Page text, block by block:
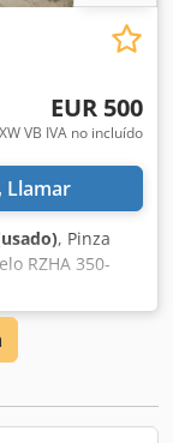
EUR 500
VB IVA no incluído
Llamar
, Pinza
RZHA 350-
de carga